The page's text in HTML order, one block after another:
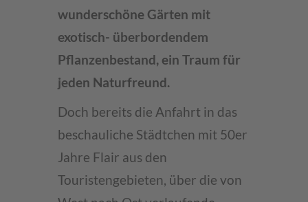
wunderschöne Gärten mit
exotisch- überbordendem
Pflanzenbestand, ein Traum für
jeden Naturfreund.
Doch bereits die Anfahrt in das
beschauliche Städtchen mit 50er
Jahre Flair aus den
Touristengebieten, über die von